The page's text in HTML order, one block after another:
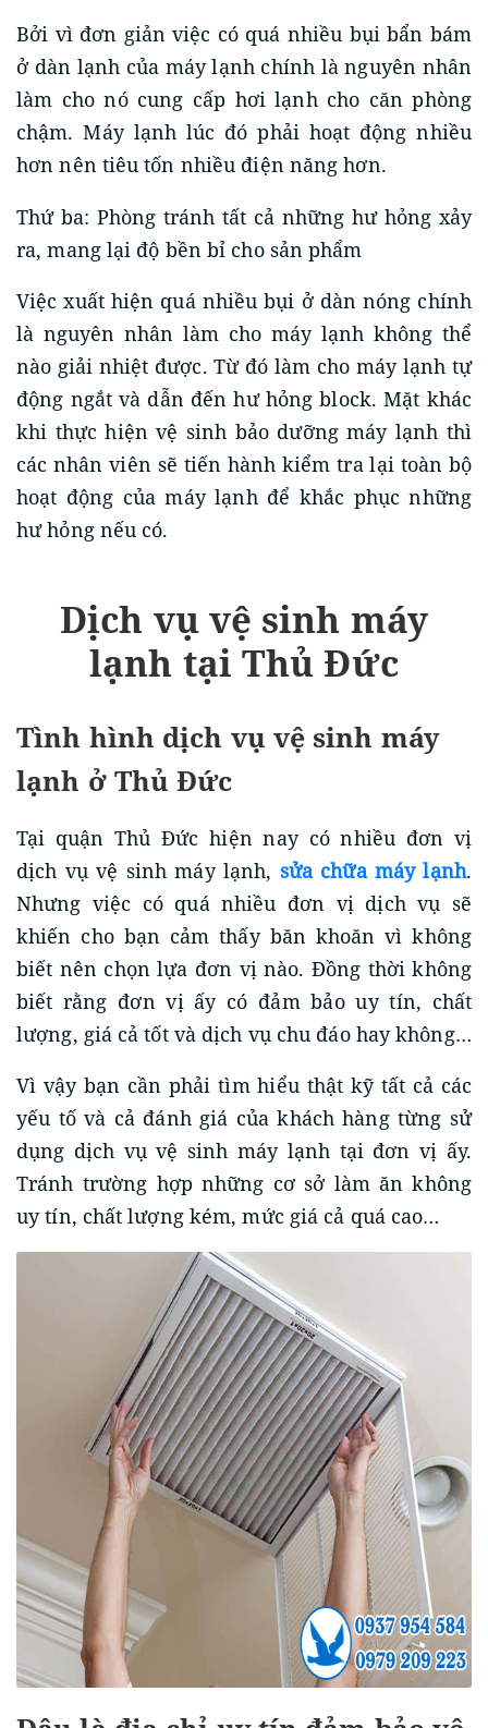
Bởi vì đơn giản việc có quá nhiều bụi bẩn bám
ở dàn lạnh của máy lạnh chính là nguyên nhân
làm cho nó cung cấp hơi lạnh cho căn phòng
chậm. Máy lạnh lúc đó phải hoạt động nhiều
hơn nên tiêu tốn nhiều điện năng hơn.
Thứ ba: Phòng tránh tất cả những hư hỏng xảy
ra, mang lại độ bền bỉ cho sản phẩm
Việc xuất hiện quá nhiều bụi ở dàn nóng chính
là nguyên nhân làm cho máy lạnh không thể
nào giải nhiệt được. Từ đó làm cho máy lạnh tự
động ngắt và dẫn đến hư hỏng block. Mặt khác
khi thực hiện vệ sinh bảo dưỡng máy lạnh thì
các nhân viên sẽ tiến hành kiểm tra lại toàn bộ
hoạt động của máy lạnh để khắc phục những
hư hỏng nếu có.
Dịch vụ vệ sinh máy
lạnh tại Thủ Đức
Tình hình dịch vụ vệ sinh máy
lạnh ở Thủ Đức
Tại quận Thủ Đức hiện nay có nhiều đơn vị
dịch vụ vệ sinh máy lạnh, sửa chữa máy lạnh.
Nhưng việc có quá nhiều đơn vị dịch vụ sẽ
khiến cho bạn cảm thấy băn khoăn vì không
biết nên chọn lựa đơn vị nào. Đồng thời không
biết rằng đơn vị ấy có đảm bảo uy tín, chất
lượng, giá cả tốt và dịch vụ chu đáo hay không…
Vì vậy bạn cần phải tìm hiểu thật kỹ tất cả các
yếu tố và cả đánh giá của khách hàng từng sử
dụng dịch vụ vệ sinh máy lạnh tại đơn vị ấy.
Tránh trường hợp những cơ sở làm ăn không
uy tín, chất lượng kém, mức giá cả quá cao…